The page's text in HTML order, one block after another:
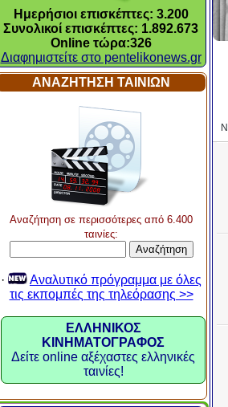
Ημερήσιοι επισκέπτες: 3.200
Συνολικοί επισκέπτες: 1.892.673
Online τώρα:326
Διαφημιστείτε στο pentelikonews.gr
ΑΝΑΖΗΤΗΣΗ ΤΑΙΝΙΩΝ
Αναζήτηση σε περισσότερες από 6.400
ταινίες:
·
Αναλυτικό πρόγραμμα με όλες
τις εκπομπές της τηλεόρασης >>
ΕΛΛΗΝΙΚΟΣ
ΚΙΝΗΜΑΤΟΓΡΑΦΟΣ
Δείτε online αξέχαστες ελληνικές
ταινίες!